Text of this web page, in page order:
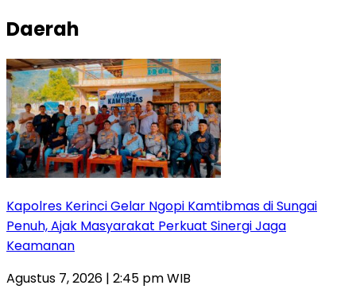
Daerah
Kapolres Kerinci Gelar Ngopi Kamtibmas di Sungai
Penuh, Ajak Masyarakat Perkuat Sinergi Jaga
Keamanan
Agustus 7, 2026 | 2:45 pm WIB